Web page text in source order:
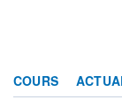
COURS